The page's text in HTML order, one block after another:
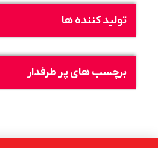
تولید کننده ها
برچسب های پر طرفدار